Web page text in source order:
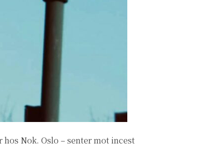
Nok. Oslo – senter mot incest